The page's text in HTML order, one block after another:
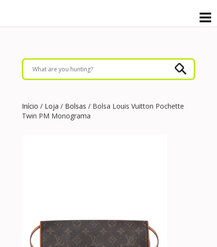
Início / Loja / Bolsas / Bolsa Louis Vuitton Pochette
Twin PM Monograma